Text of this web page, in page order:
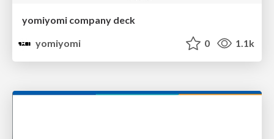
yomiyomi company deck
yomiyomi
0 1.1k